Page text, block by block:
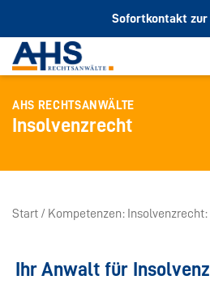
Sofortkontakt zur
Ihr Partner für Rechtsberatung
In Köln und Bonn
Telefon Köln
+49 221 973 096 0
E-Mail-Kontakt
AHS RECHTSANWÄLTE
Insolvenzrecht
Start Kompetenzen Insolvenzrecht
Ihr Anwalt für